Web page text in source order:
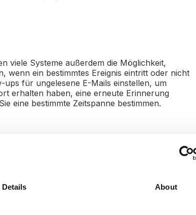
Details About
viele Systeme außerdem die Möglichkeit,
wenn ein bestimmtes Ereignis eintritt oder nicht
für ungelesene E-Mails einstellen, um
erhalten haben, eine erneute Erinnerung
eine bestimmte Zeitspanne bestimmen.
auf Social